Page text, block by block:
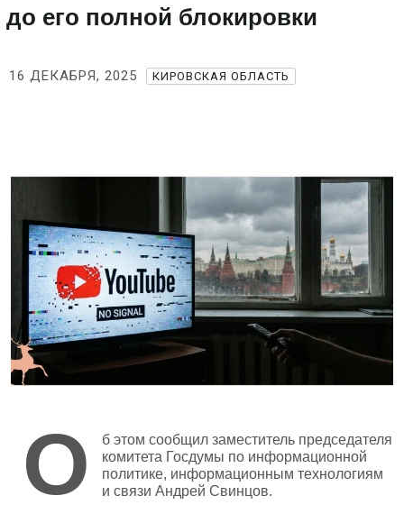
до его полной блокировки
16 ДЕКАБРЯ, 2025 КИРОВСКАЯ ОБЛАСТЬ
О
б этом сообщил заместитель председателя
комитета Госдумы по информационной
политике, информационным технологиям
и связи Андрей Свинцов.